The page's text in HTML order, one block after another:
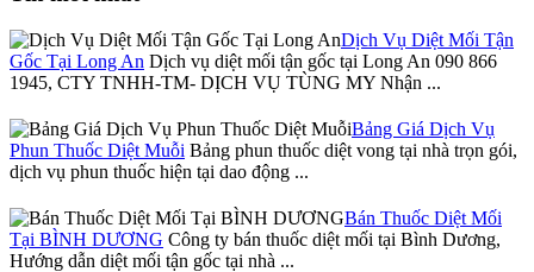
Dịch Vụ Diệt Mối Tận
Gốc Tại Long An Dịch vụ diệt mối tận gốc tại Long An 090 866
1945, CTY TNHH-TM- DỊCH VỤ TÙNG MY Nhận ...
Bảng Giá Dịch Vụ
Phun Thuốc Diệt Muỗi Bảng phun thuốc diệt vong tại nhà trọn gói,
dịch vụ phun thuốc hiện tại dao động ...
Bán Thuốc Diệt Mối
Tại BÌNH DƯƠNG Công ty bán thuốc diệt mối tại Bình Dương,
Hướng dẫn diệt mối tận gốc tại nhà ...